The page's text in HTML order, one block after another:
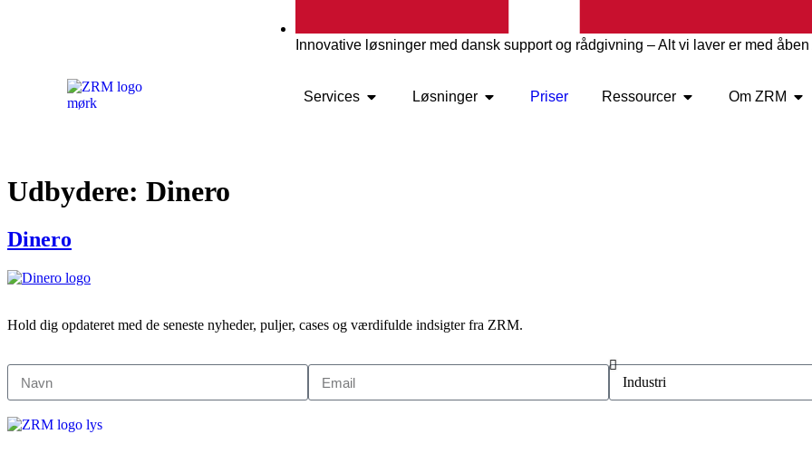
Innovative løsninger med dansk support og rådgivning – Alt vi laver er med
Services Løsninger Priser Ressourcer Om ZRM
Udbydere: Dinero
Dinero
Hold dig opdateret med de seneste nyheder, puljer, cases og værdifulde indsigter fra ZRM.